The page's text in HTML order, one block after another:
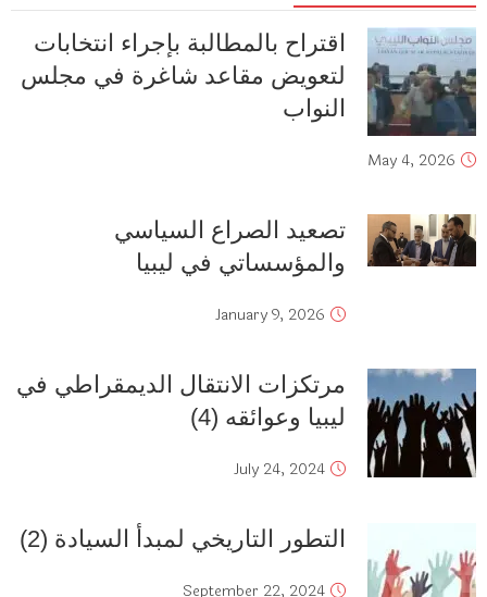
اقتراح بالمطالبة بإجراء انتخابات
لتعويض مقاعد شاغرة في مجلس
النواب
May 4, 2026
تصعيد الصراع السياسي
والمؤسساتي في ليبيا
January 9, 2026
مرتكزات الانتقال الديمقراطي ‬في
ليبيا وعوائقه (4)
July 24, 2024
التطور التاريخي لمبدأ السيادة (2)
September 22, 2024